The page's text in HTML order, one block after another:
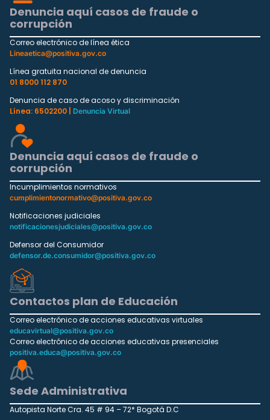
Denuncia aquí casos de fraude o
corrupción
Correo electrónico de línea ética
Lineaetica@positiva.gov.co
Línea gratuita nacional de denuncia
01 8000 112 870
Denuncia de caso de acoso y discriminación
Línea: 6502200 |
Denuncia Virtual
Denuncia aquí casos de fraude o
corrupción
Incumplimientos normativos
cumplimientonormativo@positiva.gov.co
Notificaciones judiciales
notificacionesjudiciales@positiva.gov.co
Defensor del Consumidor
defensor.de.consumidor@positiva.gov.co
Contactos plan de Educación
Correo electrónico de acciones educativas virtuales
educavirtual@positiva.gov.co
Correo electrónico de acciones educativas presenciales
positiva.educa@positiva.gov.co
Sede Administrativa
Autopista Norte Cra. 45 # 94 – 72* Bogotá D.C